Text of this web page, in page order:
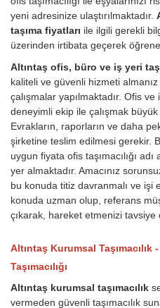
yeni adresinize ulaştırılmaktadır.
taşıma fiyatları ile ilgili gerekli
üzerinden irtibata geçerek
Altıntaş ofis, büro ve iş yeri
kaliteli ve güvenli hizmeti
çalışmalar yapılmaktadır. Ofis ve
deneyimli ekip ile çalışmak
Evrakların, raporların ve daha
şirketine teslim edilmesi gerekir.
uygun fiyata ofis taşımacılığı
yer almaktadır. Amacınız
bu konuda titiz davranmalı ve işi
konuda uzman olup, referans
çıkarak, hareket etmenizi tavsiye
Altıntaş Kurumsal
Taşımacılığı
Altıntaş kurumsal taşımacılık
vermeden güvenli taşımacılık